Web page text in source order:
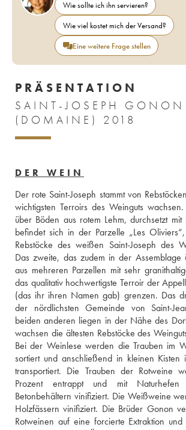
Wie sollte ich ihn servieren?
Wie viel kostet mich der Versand?
Eine weitere Frage stellen
PRÄSENTATION
SAINT-JOSEPH GONON
(DOMAINE) 2018
DER WEIN
Der rote Saint-Joseph stammt von
wichtigsten Terroirs des Weinguts
über Böden aus rotem Lehm, durchsetzt mit
befindet sich in der Parzelle „Les
Rebstöcke des weißen Saint-Joseph des
Das zweite, das zudem in der Assemblage
aus mehreren Parzellen mit sehr
das qualitativ hochwertigste Terroir der
(das ihr ihren Namen gab) grenzen. Das
der nördlichsten Gemeinde von Saint-
beiden anderen liegen in der Nähe des
wachsen die ältesten Rebstöcke des
Bei der Weinlese werden die Trauben im
sortiert und anschließend in kleinen
transportiert. Die Trauben der Rotweine
Prozent entrappt und mit
Betonbehältern vinifiziert. Die Weißweine
Holzfässern vinifiziert. Die Brüder Gonon
Rotweinen auf eine forcierte Extraktion